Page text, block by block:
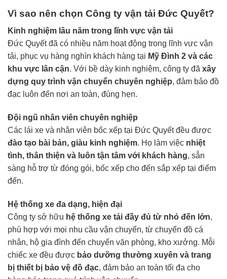
Vì sao nên chọn Công ty vận tải Đức Quyết?
Kinh nghiệm lâu năm trong lĩnh vực vận tải
Đức Quyết đã có nhiều năm hoạt động trong lĩnh vực vận
tải, phục vụ hàng nghìn khách hàng tại Mỹ Đình 2 và các
khu vực lân cận. Với bề dày kinh nghiệm, công ty đã xây
dựng quy trình vận chuyển chuyên nghiệp, đảm bảo đồ
đạc luôn đến nơi an toàn, đúng hẹn.
Đội ngũ nhân viên chuyên nghiệp
Các lái xe và nhân viên bốc xếp tại Đức Quyết đều được
đào tạo bài bản, giàu kinh nghiệm. Họ làm việc nhiệt
tình, thân thiện và luôn tận tâm với khách hàng, sẵn
sàng hỗ trợ từ đóng gói, bốc xếp cho đến sắp xếp tại điểm
đến.
Hệ thống xe đa dạng, hiện đại
Công ty sở hữu hệ thống xe tải đầy đủ từ nhỏ đến lớn,
phù hợp với mọi nhu cầu vận chuyển, từ chuyển đồ cá
nhân, hộ gia đình đến chuyển văn phòng, kho xưởng. Mỗi
chiếc xe đều được bảo dưỡng thường xuyên và trang
bị thiết bị bảo vệ đồ đạc, đảm bảo an toàn tối đa cho